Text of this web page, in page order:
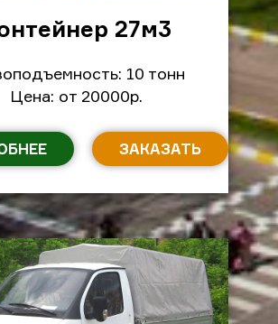
27м3
10 тонн
Цена: от 20000р.
ЗАКАЗАТЬ